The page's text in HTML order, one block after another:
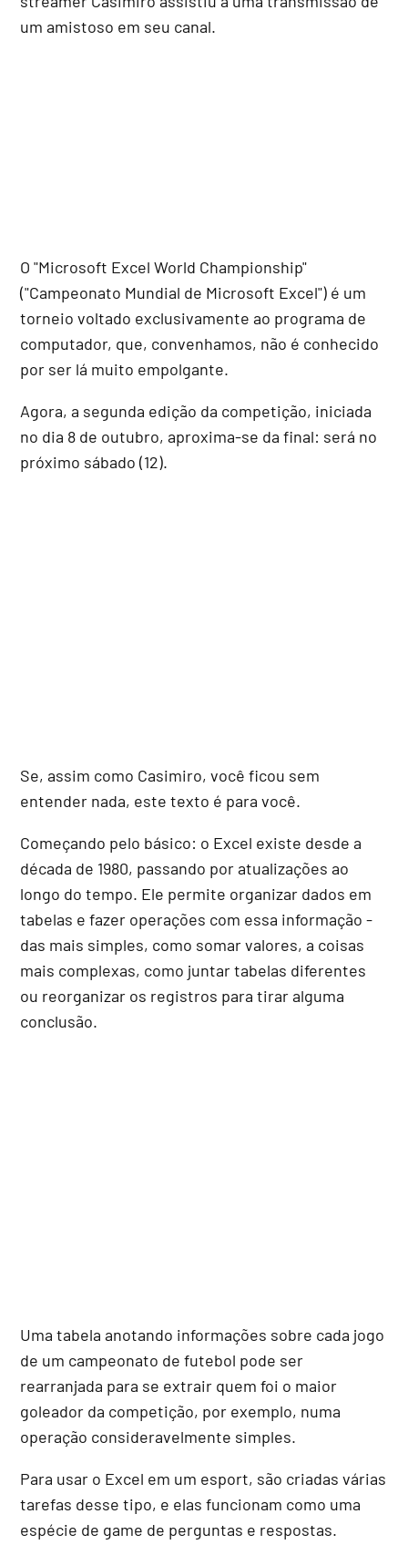
um amistoso em seu canal.
O "Microsoft Excel World Championship"
("Campeonato Mundial de Microsoft Excel") é um
torneio voltado exclusivamente ao programa de
computador, que, convenhamos, não é conhecido
por ser lá muito empolgante.
Agora, a segunda edição da competição, iniciada
no dia 8 de outubro, aproxima-se da final: será no
próximo sábado (12).
Se, assim como Casimiro, você ficou sem
entender nada, este texto é para você.
Começando pelo básico: o Excel existe desde a
década de 1980, passando por atualizações ao
longo do tempo. Ele permite organizar dados em
tabelas e fazer operações com essa informação -
das mais simples, como somar valores, a coisas
mais complexas, como juntar tabelas diferentes
ou reorganizar os registros para tirar alguma
conclusão.
Uma tabela anotando informações sobre cada jogo
de um campeonato de futebol pode ser
rearranjada para se extrair quem foi o maior
goleador da competição, por exemplo, numa
operação consideravelmente simples.
Para usar o Excel em um esport, são criadas várias
tarefas desse tipo, e elas funcionam como uma
espécie de game de perguntas e respostas.